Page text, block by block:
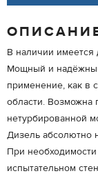
В наличии имеется
Мощный и
применение, как в
области. Возможна
нетурбированной
Дизель абсолютно
При
испытательном